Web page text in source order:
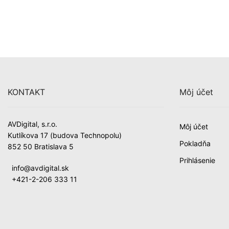
KONTAKT
AVDigital, s.r.o.
Kutlíkova 17 (budova Technopolu)
852 50 Bratislava 5
info@avdigital.sk
+421-2-206 333 11
Môj účet
Môj účet
Pokladňa
Prihlásenie